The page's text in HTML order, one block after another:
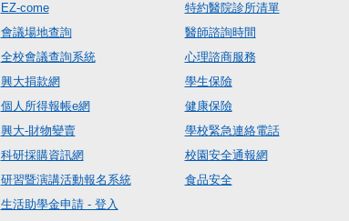
EZ-come
會議場地查詢
全校會議查詢系統
興大捐款網
個人所得報帳e網
興大-財物變賣
科研採購資訊網
研習暨演講活動報名系統
生活助學金申請 - 登入
特約醫院診所清單
醫師諮詢時間
心理諮商服務
學生保險
健康保險
學校緊急連絡電話
校園安全通報網
食品安全